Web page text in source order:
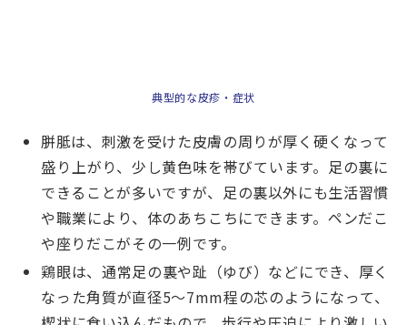
典型的な皮疹・症状
胼胝は、刺激を受けた皮膚の周りが厚く硬くなって
盛り上がり、少し黄色味を帯びています。足の裏に
できることが多いですが、足の裏以外にも生活習慣
や職業により、体のあちこちにできます。ペンだこ
や座りだこがその一例です。
鶏眼は、通常足の裏や趾（ゆび）などにでき、厚く
なった角質が直径5～7mm程の芯のようになって、